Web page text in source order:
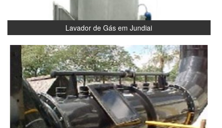
Lavador de Gás em Jundiai